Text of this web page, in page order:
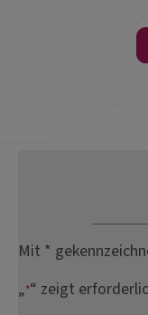
Mit *
„*“ zeigt